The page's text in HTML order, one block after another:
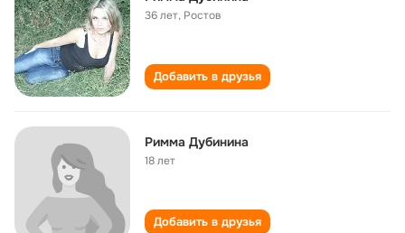
36 лет, Ростов
Добавить в друзья
Римма Дубинина
18 лет
Добавить в друзья